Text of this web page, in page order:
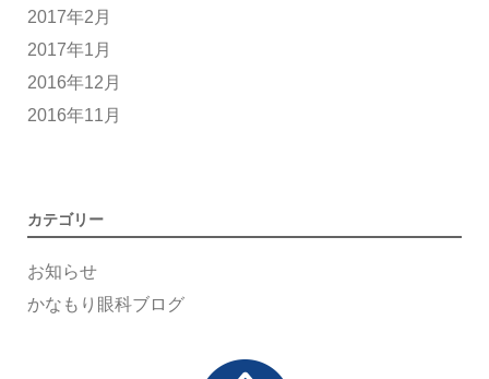
2017年2月
2017年1月
2016年12月
2016年11月
カテゴリー
お知らせ
かなもり眼科ブログ